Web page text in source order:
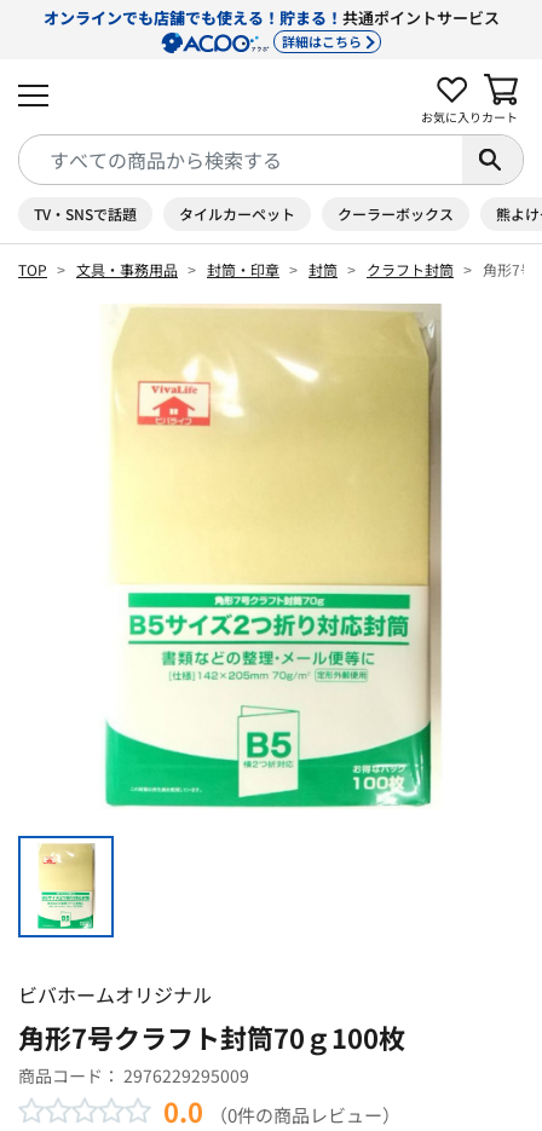
オンラインでも店舗でも使える！貯まる！ 共通ポイントサービス
詳細はこちら
お気に入り カート
TV・SNSで話題 タイルカーペット クーラーボックス 熊よ
TOP 文具・事務用品 封筒・印章 封筒 クラフト封筒 角形7号
ビバホームオリジナル
角形7号クラフト封筒70ｇ100枚
商品コード： 2976229295009
0.0 （0件の商品レビュー）